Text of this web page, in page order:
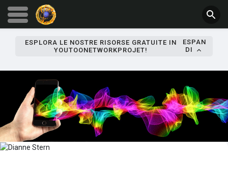
ESPLORA LE NOSTRE RISORSE GRATUITE IN
YOUTOONETWORKPROJET!
ESPAN
DI